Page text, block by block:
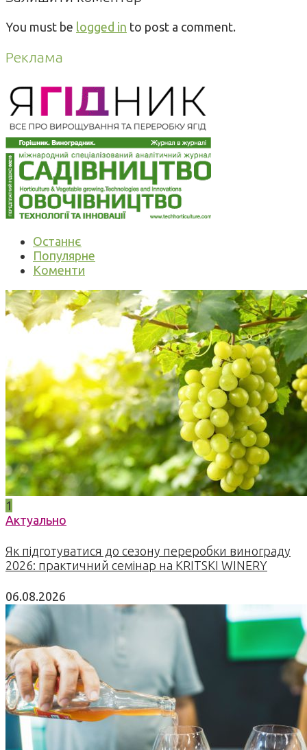
You must be logged in to post a comment.
Реклама
Останнє
Популярне
Коменти
1
Актуально
Як підготуватися до сезону переробки винограду
2026: практичний семінар на KRITSKI WINERY
06.08.2026